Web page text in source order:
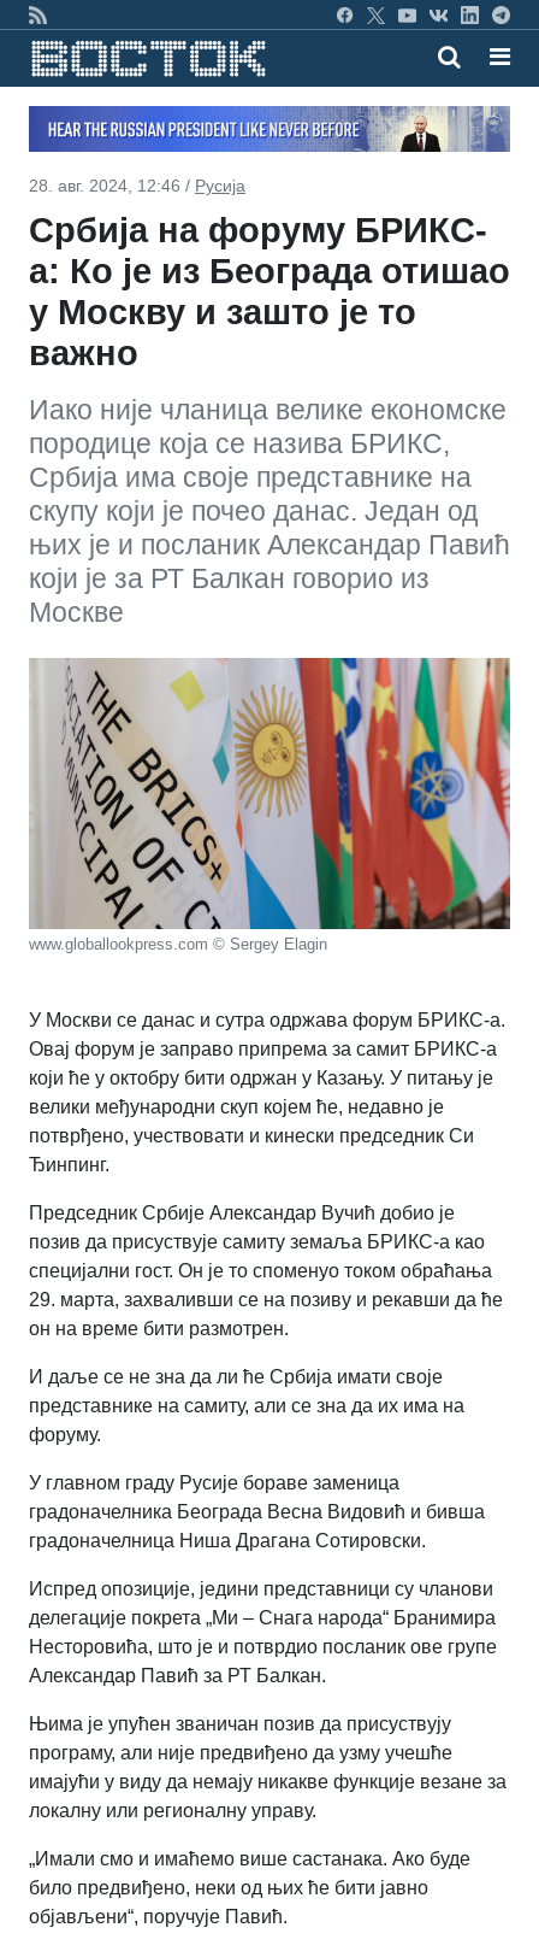
28. авг. 2024, 12:46 / Русија
Србија на форуму БРИКС-
а: Ко је из Београда отишао
у Москву и зашто је то
важно
Иако није чланица велике економске
породице која се назива БРИКС,
Србија има своје представнике на
скупу који је почео данас. Један од
њих је и посланик Александар Павић
који је за РТ Балкан говорио из
Москве
www.globallookpress.com © Sergey Elagin
У Москви се данас и сутра одржава форум БРИКС-а.
Овај форум је заправо припрема за самит БРИКС-а
који ће у октобру бити одржан у Казању. У питању је
велики међународни скуп којем ће, недавно је
потврђено, учествовати и кинески председник Си
Ђинпинг.
Председник Србије Александар Вучић добио је
позив да присуствује самиту земаља БРИКС-а као
специјални гост. Он је то споменуо током обраћања
29. марта, захваливши се на позиву и рекавши да ће
он на време бити размотрен.
И даље се не зна да ли ће Србија имати своје
представнике на самиту, али се зна да их има на
форуму.
У главном граду Русије бораве заменица
градоначелника Београда Весна Видовић и бивша
градоначелница Ниша Драгана Сотировски.
Испред опозиције, једини представници су чланови
делегације покрета „Ми – Снага народа“ Бранимира
Несторовића, што је и потврдио посланик ове групе
Александар Павић за РТ Балкан.
Њима је упућен званичан позив да присуствују
програму, али није предвиђено да узму учешће
имајући у виду да немају никакве функције везане за
локалну или регионалну управу.
„Имали смо и имаћемо више састанака. Ако буде
било предвиђено, неки од њих ће бити јавно
објављени“, поручује Павић.